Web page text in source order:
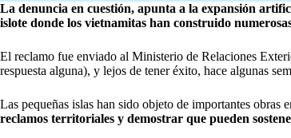
La denuncia en cuestión, apunta a la expansión
islote donde los vietnamitas han construido
El reclamo fue enviado al Ministerio de Relaciones
respuesta alguna), y lejos de tener éxito, hace algunas
Las pequeñas islas han sido objeto de importantes obras
reclamos territoriales y demostrar que pueden